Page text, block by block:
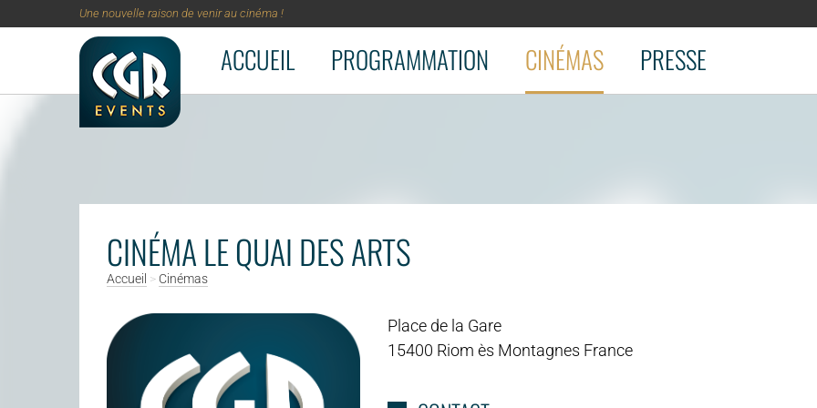
Aller au contenu principal
Une nouvelle raison de venir au cinéma !
ACCUEIL PROGRAMMATION CINÉMAS PRESSE
CINÉMA LE QUAI DES ARTS
Accueil > Cinémas
Place de la Gare
15400 Riom ès Montagnes France